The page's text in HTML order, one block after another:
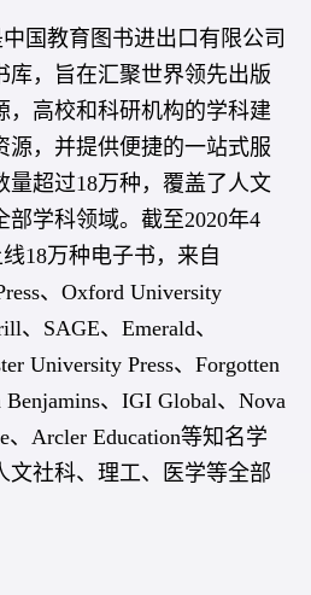
国教育图书进出口有限公司
库，旨在汇聚世界领先出版
，高校和科研机构的学科建
源，并提供便捷的一站式服
量超过18万种，覆盖了人文
学科领域。截至2020年4
18万种电子书，来自
、Oxford University
、SAGE、Emerald、
University Press、Forgotten
Benjamins、IGI Global、Nova
、Arcler Education等知名学
文社科、理工、医学等全部